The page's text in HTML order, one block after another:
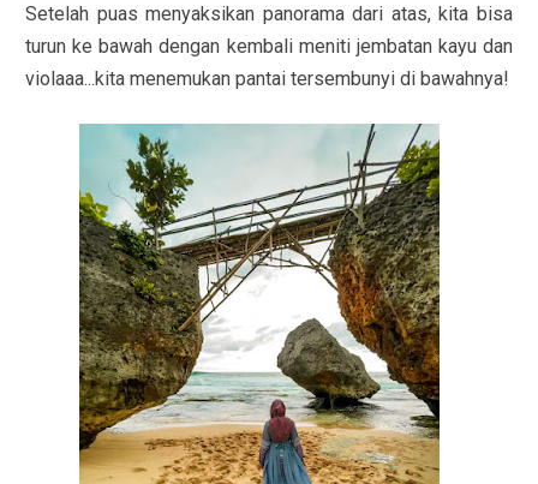
Setelah puas menyaksikan panorama dari atas, kita bisa
turun ke bawah dengan kembali meniti jembatan kayu dan
violaaa...kita menemukan pantai tersembunyi di bawahnya!